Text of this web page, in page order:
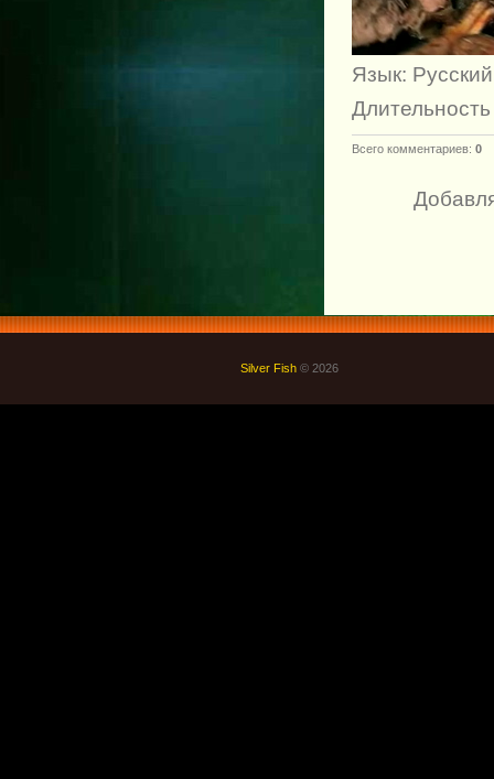
Язык: Русский
Всего комментариев: 0
Silver Fish © 2026